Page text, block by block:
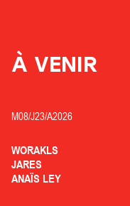
À VENIR
M08/J23/A2026
WORAKLS
JARES
ANAÏS LEY